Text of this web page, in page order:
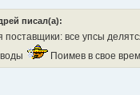
писал(а):
поставщики: все упсы
Поимев в свое